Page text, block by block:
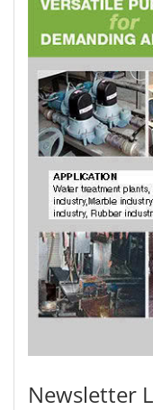
Newsletter